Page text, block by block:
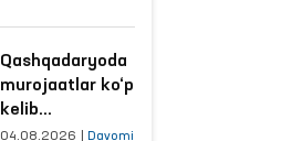
sharoitlar
yaxshilandi
Qashqadaryoda
murojaatlar ko‘p
kelib
tushayotgan
04.08.2026 Davomi